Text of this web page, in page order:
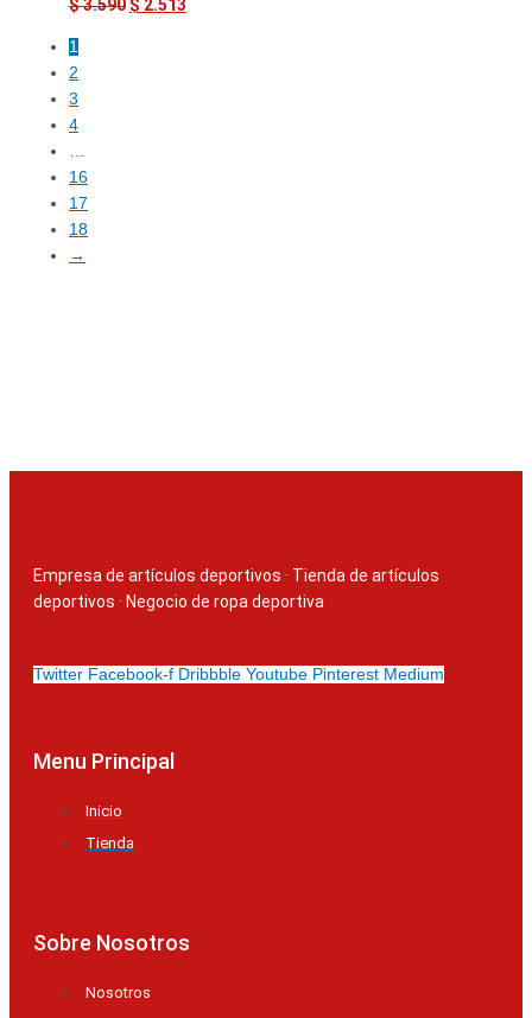
$3.590 $ 2.513
1
2
3
4
…
16
17
18
→
Empresa de artículos deportivos · Tienda de artículos
deportivos · Negocio de ropa deportiva
Twitter Facebook-f Dribbble Youtube Pinterest Medium
Menu Principal
Inicio
Tienda
Sobre Nosotros
Nosotros